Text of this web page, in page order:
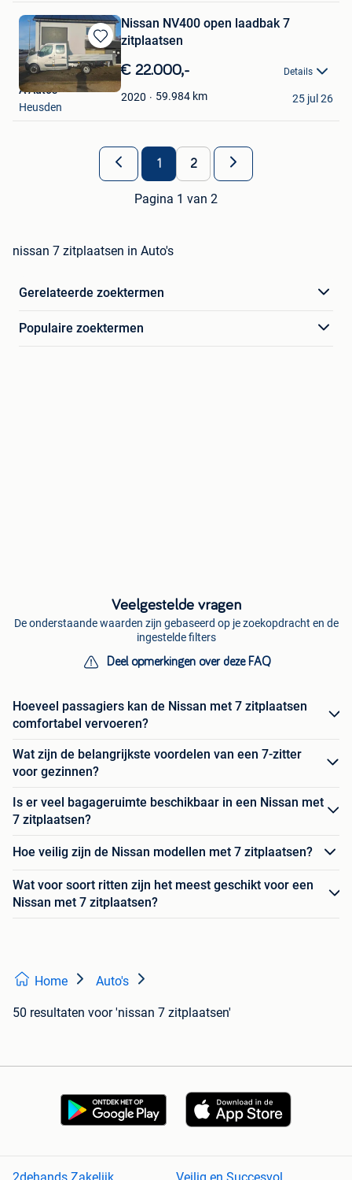
Bewaren
in
Mijn
Favorieten
Nissan NV400 open laadbak 7
zitplaatsen
€ 22.000,- Details
2020 59.984 km
A Auto's
Heusden
25 jul 26
1 2
Pagina 1 van 2
nissan 7 zitplaatsen in Auto's
Gerelateerde zoektermen
Populaire zoektermen
Veelgestelde vragen
De onderstaande waarden zijn gebaseerd op je zoekopdracht en de
ingestelde filters
Deel opmerkingen over deze FAQ
Hoeveel passagiers kan de Nissan met 7 zitplaatsen
comfortabel vervoeren?
Wat zijn de belangrijkste voordelen van een 7-zitter
voor gezinnen?
Is er veel bagageruimte beschikbaar in een Nissan met
7 zitplaatsen?
Hoe veilig zijn de Nissan modellen met 7 zitplaatsen?
Wat voor soort ritten zijn het meest geschikt voor een
Nissan met 7 zitplaatsen?
Home Auto's
50 resultaten voor 'nissan 7 zitplaatsen'